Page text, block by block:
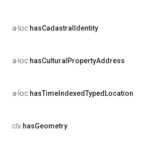
a-loc:hasCadastralIdentity
a-loc:hasCulturalPropertyAddress
a-loc:hasTimeIndexedTypedLocation
clv:hasGeometry